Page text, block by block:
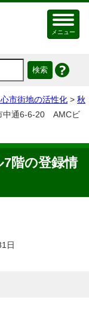
メニュー
市街地の活性化 > 秋
中通6-6-20 AMCビ
階の登録情
日